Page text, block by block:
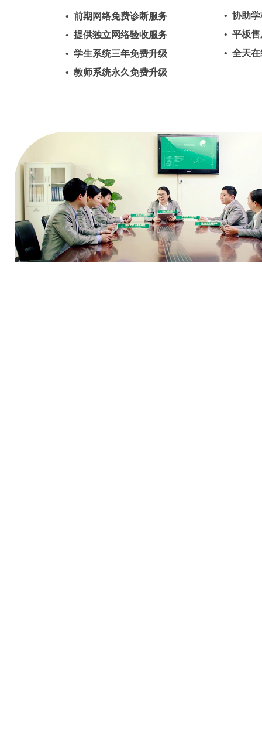
• 协助
• 平板
• 全天
• 前期网络免费诊断服务
• 提供独立网络验收服务
• 学生系统三年免费升级
• 教师系统永久免费升级